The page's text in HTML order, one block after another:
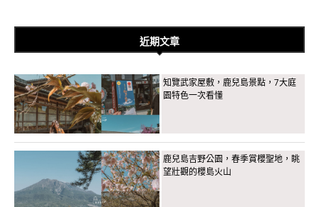
近期文章
知覽武家屋敷，鹿兒島景點，7大庭
園特色一次看懂
鹿兒島吉野公園，春季賞櫻聖地，眺
望壯觀的櫻島火山